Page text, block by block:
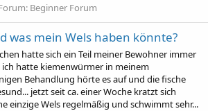
Beginner Forum
was mein Wels haben könnte?
hatte sich ein Teil meiner Bewohner immer
hatte kiemenwürmer in meinem
Behandlung hörte es auf und die fische
jetzt seit ca. einer Woche kratzt sich
einzige Wels regelmäßig und schwimmt sehr...